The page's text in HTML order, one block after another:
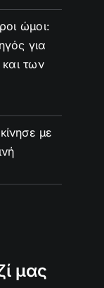
ώμοι:
για
των
με
μας